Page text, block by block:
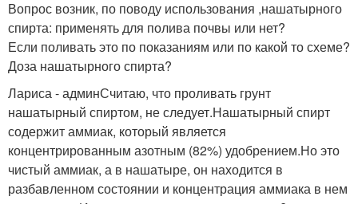
Вопрос возник, по поводу использования ,нашатырного
спирта: применять для полива почвы или нет?
Если поливать это по показаниям или по какой то схеме?
Доза нашатырного спирта?
Лариса - админСчитаю, что проливать грунт
нашатырный спиртом, не следует.Нашатырный спирт
содержит аммиак, который является
концентрированным азотным (82%) удобрением.Но это
чистый аммиак, а в нашатыре, он находится в
разбавленном состоянии и концентрация аммиака в нем